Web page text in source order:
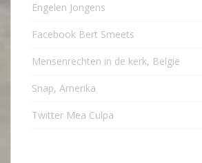
Engelen Jongens
Facebook Bert Smeets
Mensenrechten in de kerk, België
Snap, Amerika
Twitter Mea Culpa